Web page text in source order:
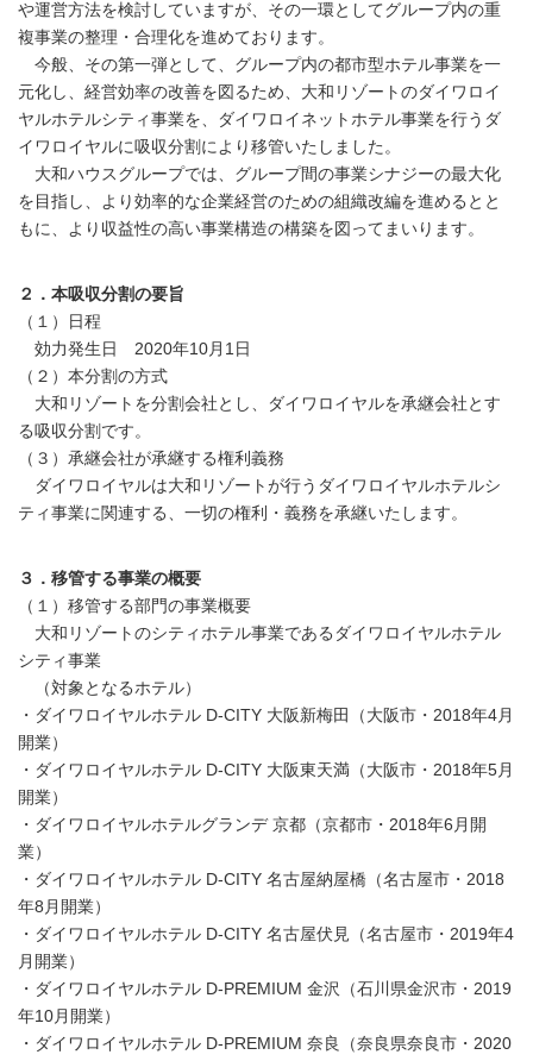
や運営方法を検討していますが、その一環としてグループ内の重
複事業の整理・合理化を進めております。
今般、その第一弾として、グループ内の都市型ホテル事業を一
元化し、経営効率の改善を図るため、大和リゾートのダイワロイ
ヤルホテルシティ事業を、ダイワロイネットホテル事業を行うダ
イワロイヤルに吸収分割により移管いたしました。
大和ハウスグループでは、グループ間の事業シナジーの最大化
を目指し、より効率的な企業経営のための組織改編を進めるとと
もに、より収益性の高い事業構造の構築を図ってまいります。
２．本吸収分割の要旨
（１）日程
効力発生日 2020年10月1日
（２）本分割の方式
大和リゾートを分割会社とし、ダイワロイヤルを承継会社とす
る吸収分割です。
（３）承継会社が承継する権利義務
ダイワロイヤルは大和リゾートが行うダイワロイヤルホテルシ
ティ事業に関連する、一切の権利・義務を承継いたします。
３．移管する事業の概要
（１）移管する部門の事業概要
大和リゾートのシティホテル事業であるダイワロイヤルホテル
シティ事業
（対象となるホテル）
・ダイワロイヤルホテル D-CITY 大阪新梅田（大阪市・2018年4月
開業）
・ダイワロイヤルホテル D-CITY 大阪東天満（大阪市・2018年5月
開業）
・ダイワロイヤルホテルグランデ 京都（京都市・2018年6月開
業）
・ダイワロイヤルホテル D-CITY 名古屋納屋橋（名古屋市・2018
年8月開業）
・ダイワロイヤルホテル D-CITY 名古屋伏見（名古屋市・2019年4
月開業）
・ダイワロイヤルホテル D-PREMIUM 金沢（石川県金沢市・2019
年10月開業）
・ダイワロイヤルホテル D-PREMIUM 奈良（奈良県奈良市・2020